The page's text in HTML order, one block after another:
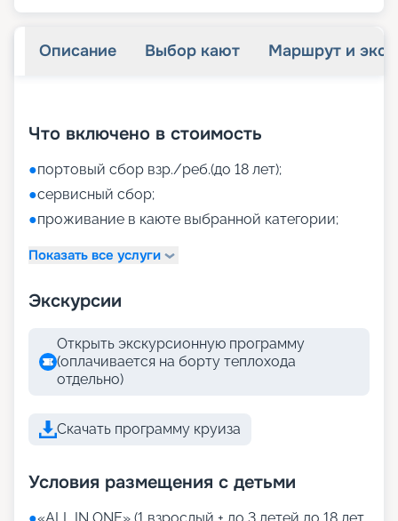
Описание Выбор кают Маршрут и
Что включено в стоимость
●портовый сбор взр./реб.(до 18 лет);
●сервисный сбор;
●проживание в каюте выбранной категории;
Показать все услуги
Экскурсии
Открыть экскурсионную программу
(оплачивается на борту теплохода
отдельно)
Скачать программу круиза
Условия размещения с детьми